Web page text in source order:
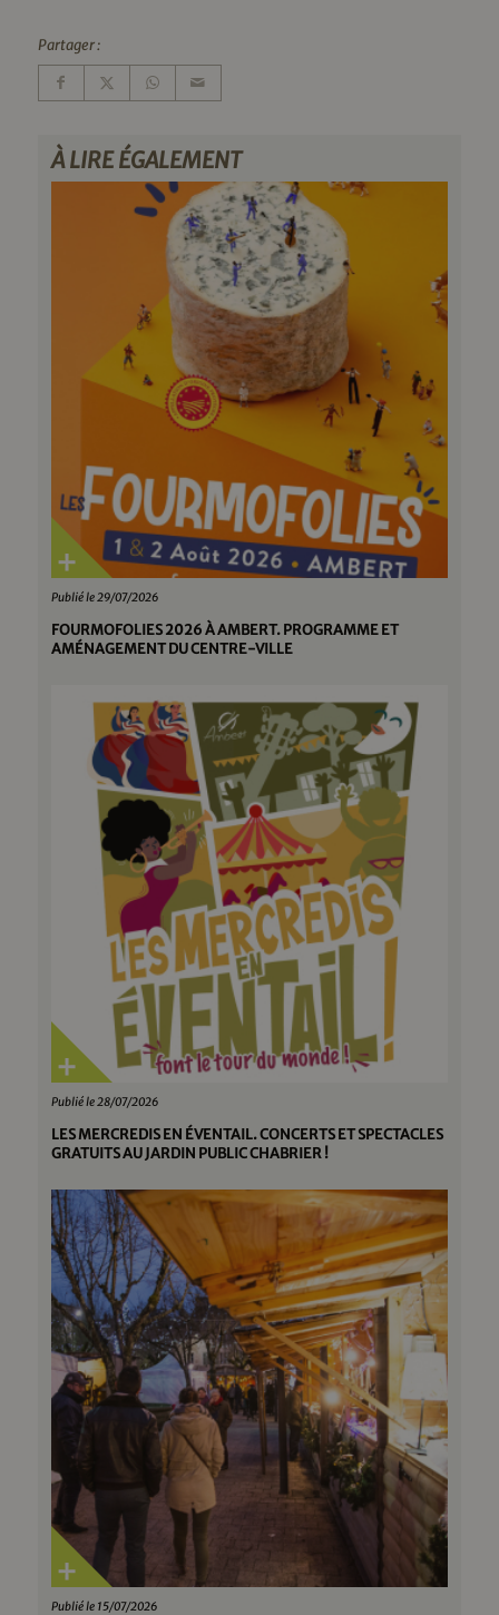
Partager :
À LIRE ÉGALEMENT
Publié le 29/07/2026
FOURMOFOLIES 2026 À AMBERT. PROGRAMME ET
AMÉNAGEMENT DU CENTRE-VILLE
Publié le 28/07/2026
LES MERCREDIS EN ÉVENTAIL. CONCERTS ET SPECTACLES
GRATUITS AU JARDIN PUBLIC CHABRIER !
Publié le 15/07/2026